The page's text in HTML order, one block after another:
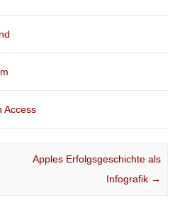
Access
Apples Erfolgsgeschichte als
Infografik →